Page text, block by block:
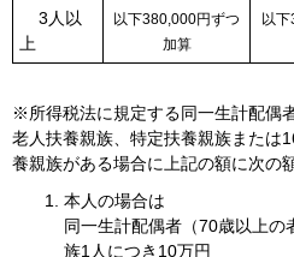
3人以
上
以下380,000円ずつ
加算
以
※所得税法に規定する同一生計配偶
老人扶養親族、特定扶養親族または
養親族がある場合に上記の額に次の
本人の場合は
同一生計配偶者（70歳以上の
族1人につき10万円